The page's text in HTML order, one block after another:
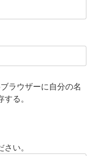
ラウザーに自分の名
る。
い。